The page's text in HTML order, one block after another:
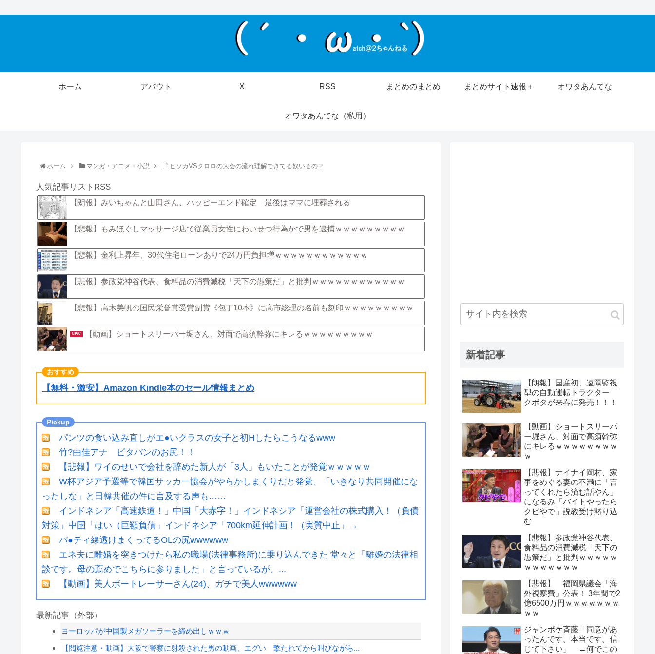
ホーム アバウト X RSS まとめのまとめ まとめサイト速報＋ オワタあんてな
オワタあんてな（私用）
ホーム マンガ・アニメ・小説 ヒソカVSクロロの大会の流れ理解できてる奴いるの？
人気記事リストRSS
【朗報】みいちゃんと山田さん、ハッピーエンド確定 最後はママに埋葬される
【悲報】もみほぐしマッサージ店で従業員女性にわいせつ行為かで男を逮捕ｗｗｗｗｗｗｗｗｗ
【悲報】金利上昇年、30代住宅ローンありで24万円負担増ｗｗｗｗｗｗｗｗｗｗｗｗ
【悲報】参政党神谷代表、食料品の消費減税「天下の愚策だ」と批判ｗｗｗｗｗｗｗｗｗｗｗｗ
【悲報】高木美帆の国民栄誉賞受賞副賞《包丁10本》に高市総理の名前も刻印ｗｗｗｗｗｗｗｗｗ
NEW 【動画】ショートスリーパー堀さん、対面で高須幹弥にキレるｗｗｗｗｗｗｗｗｗ
【無料・激安】Amazon Kindle本のセール情報まとめ
パンツの食い込み直しがエ●いクラスの女子と初Hしたらこうなるwww
竹?由佳アナ ピタパンのお尻！！
【悲報】ワイのせいで会社を辞めた新人が「3人」もいたことが発覚ｗｗｗｗｗ
W杯アジア予選等で韓国サッカー協会がやらかしまくりだと発覚、「いきなり共同開催にな
ったしな」と日韓共催の件に言及する声も……
インドネシア「高速鉄道！」中国「大赤字！」インドネシア「運営会社の株式購入！（負債
対策」中国「はい（巨額負債」インドネシア「700km延伸計画！（実質中止」→
パ●ティ線透けまくってるOLの尻wwwwww
エネ夫に離婚を突きつけたら私の職場(法律事務所)に乗り込んできた 堂々と「離婚の法律相
談です。母の薦めでこちらに参りました」と言っているが、...
【動画】美人ボートレーサーさん(24)、ガチで美人wwwwww
最新記事（外部）
ヨーロッパが中国製メガソーラーを締め出しｗｗｗ
【閲覧注意・動画】大阪で警察に射殺された男の動画、エグい 撃たれてから叫びながら...
新着記事
【朗報】国産初、遠隔監視
型の自動運転トラクター
クボタが来春に発売！！！
【動画】ショートスリーパ
ー堀さん、対面で高須幹弥
にキレるｗｗｗｗｗｗｗｗ
ｗ
【悲報】ナイナイ岡村、家
事をめぐる妻の不満に「言
ってくれたら済む話やん」
になるみ「バイトやったら
クビやで」説教受け黙り込
む
【悲報】参政党神谷代表、
食料品の消費減税「天下の
愚策だ」と批判ｗｗｗｗｗ
ｗｗｗｗｗｗｗ
【悲報】 福岡県議会「海
外視察費」公表！ 3年間で2
億6500万円ｗｗｗｗｗｗｗ
ｗｗ
ジャンポケ斉藤「同意があ
ったんです。本当です。信
じて下さい」 ←何でこの